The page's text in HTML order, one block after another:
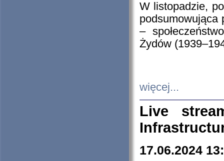
W listopadzie,
podsumowująca
–
Żydów
więcej...
Live
17.06.2024